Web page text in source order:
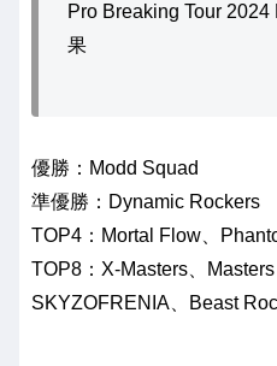
Pro Breaking Tour
果
優勝：Modd Squad
準優勝：Dynamic Rockers
TOP4：Mortal Flow、
TOP8：X-Masters、Masters
SKYZOFRENIA、Beast